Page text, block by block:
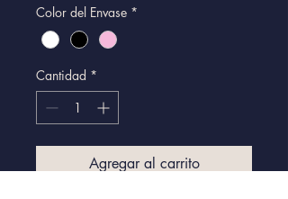
Color del Envase *
Cantidad *
Agregar al carrito